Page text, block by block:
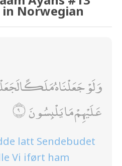
Norwegian
وَلَوْ جَعَلْنَاهُ مَلَكًا
عَلَيْهِمْ مَا يَلْبِسُونَ
latt Sendebudet
Vi iført ham